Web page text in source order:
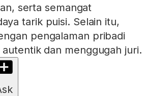
serta semangat
tarik puisi. Selain itu,
pengalaman pribadi
dan menggugah juri.